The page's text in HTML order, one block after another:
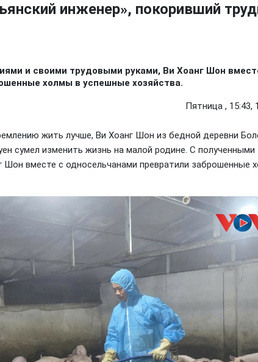
инженер», покоривший
и своими трудовыми руками, Ви Хоанг Шон
холмы в успешные хозяйства.
Пятница , 15:43,
жить лучше, Ви Хоанг Шон из бедной деревни
сумел изменить жизнь на малой родине. С полученными
Шон вместе с односельчанами превратили заброшенные